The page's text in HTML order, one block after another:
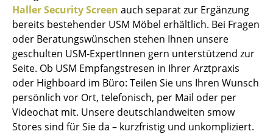
Regale & Schränke
Bücherregale
Wandregale
Sideboards & Kommoden
TV Möbel
Haller Security Screen auch separat zur Ergänzung
bereits bestehender USM Möbel erhältlich. Bei Fragen
oder Beratungswünschen stehen Ihnen unsere
geschulten USM-ExpertInnen gern unterstützend zur
Seite. Ob USM Empfangstresen in Ihrer Arztpraxis
oder Highboard im Büro: Teilen Sie uns Ihren Wunsch
persönlich vor Ort, telefonisch, per Mail oder per
Videochat mit. Unsere deutschlandweiten smow
Stores sind für Sie da – kurzfristig und unkompliziert.